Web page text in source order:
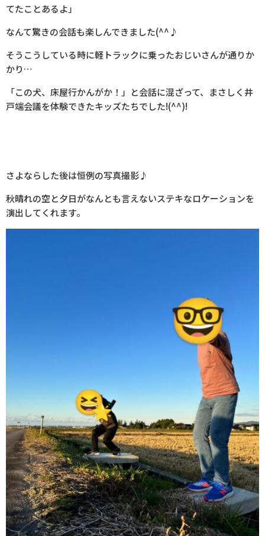
てたことあるよ」
なんて驚きの会話も楽しんできました(^^♪
そうこうしている時に軽トラックに乗ったおじいさんが通りか
かり…
「この犬、床屋行かんがか！」と会話に混ざって、まさしく井
戸端会議を体験できたキッズたちでした!(^^)!
さよならした後は恒例の写真撮影♪
秋晴れの空と夕日がなんとも言えないステキなロケーションを
演出してくれます。